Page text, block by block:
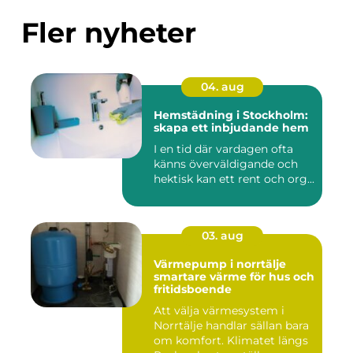
Fler nyheter
04. aug
Hemstädning i Stockholm:
skapa ett inbjudande hem
I en tid där vardagen ofta
känns överväldigande och
hektisk kan ett rent och org...
03. aug
Värmepump i norrtälje
smartare värme för hus och
fritidsboende
Att välja värmesystem i
Norrtälje handlar sällan bara
om komfort. Klimatet längs